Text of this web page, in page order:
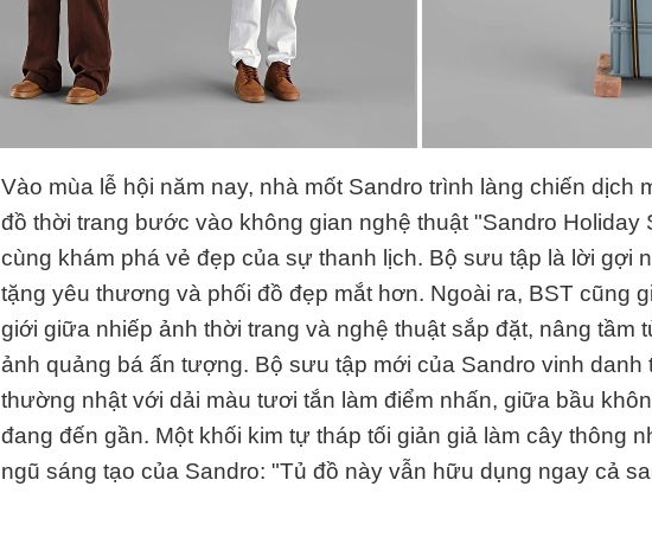
Vào mùa lễ hội năm nay, nhà mốt Sandro trình làng chiến dịch
đồ thời trang bước vào không gian nghệ thuật "Sandro Holiday
cùng khám phá vẻ đẹp của sự thanh lịch. Bộ sưu tập là lời gợi
tặng yêu thương và phối đồ đẹp mắt hơn. Ngoài ra, BST cũng
giới giữa nhiếp ảnh thời trang và nghệ thuật sắp đặt, nâng tầm
ảnh quảng bá ấn tượng. Bộ sưu tập mới của Sandro vinh danh
thường nhật với dải màu tươi tắn làm điểm nhấn, giữa bầu
đang đến gần. Một khối kim tự tháp tối giản giả làm cây thông
ngũ sáng tạo của Sandro: "Tủ đồ này vẫn hữu dụng ngay cả